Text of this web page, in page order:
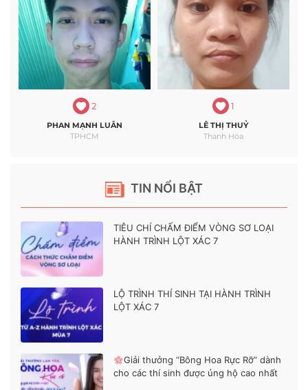
TIN NỔI BẬT
TIÊU CHÍ CHẤM ĐIỂM VÒNG SƠ LOẠI
HÀNH TRÌNH LỘT XÁC 7
LỘ TRÌNH THÍ SINH TẠI HÀNH TRÌNH
LỘT XÁC 7
Giải thưởng “Bông Hoa Rực Rỡ” dành
cho các thí sinh được ủng hộ cao nhất
2
PHAN MẠNH LUÂN
TPHCM
1
LÊ THỊ THUỶ
Thanh Hóa